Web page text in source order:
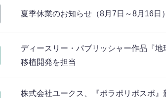
夏季休業のお知らせ（8月7日～8月16日）
ディースリー・パブリッシャー作品『
移植開発を担当
株式会社ユークス、『ポラポリポスポ